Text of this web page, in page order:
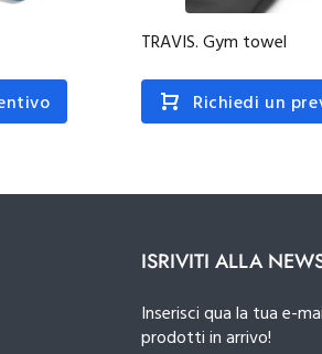
TRAVIS. Gym towel
Richiedi un
ISRIVITI ALLA
Inserisci qua la tua e-
prodotti in arrivo!